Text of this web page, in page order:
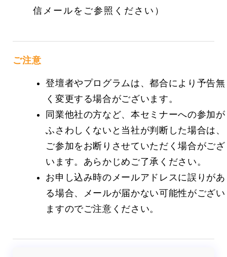
信メールをご参照ください）
ご注意
登壇者やプログラムは、都合により予告無
く変更する場合がございます。
同業他社の方など、本セミナーへの参加が
ふさわしくないと当社が判断した場合は、
ご参加をお断りさせていただく場合がござ
います。あらかじめご了承ください。
お申し込み時のメールアドレスに誤りがあ
る場合、メールが届かない可能性がござい
ますのでご注意ください。